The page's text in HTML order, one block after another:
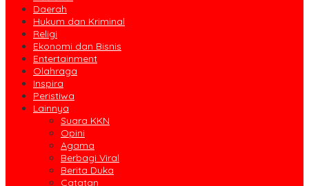
Daerah
Hukum dan Kriminal
Religi
Ekonomi dan Bisnis
Entertainment
Olahraga
Inspira
Peristiwa
Lainnya
Suara KKN
Opini
Agama
Berbagi Viral
Berita Duka
Catatan